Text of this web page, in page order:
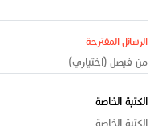
الرسائل المقترحة
الكتبة الخاصة